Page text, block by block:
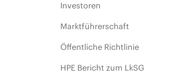
Investoren
Marktführerschaft
Öffentliche Richtlinie
HPE Bericht zum LkSG